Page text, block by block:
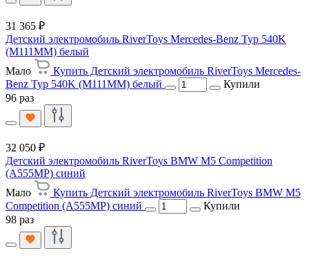
31 365 ₽
Детский электромобиль RiverToys Mercedes-Benz Typ 540K
(M111MM) белый
Мало
Купить Детский электромобиль RiverToys Mercedes-
Benz Typ 540K (M111MM) белый
Купили
96 раз
32 050 ₽
Детский электромобиль RiverToys BMW M5 Competition
(A555MP) синий
Мало
Купить Детский электромобиль RiverToys BMW M5
Competition (A555MP) синий
Купили
98 раз